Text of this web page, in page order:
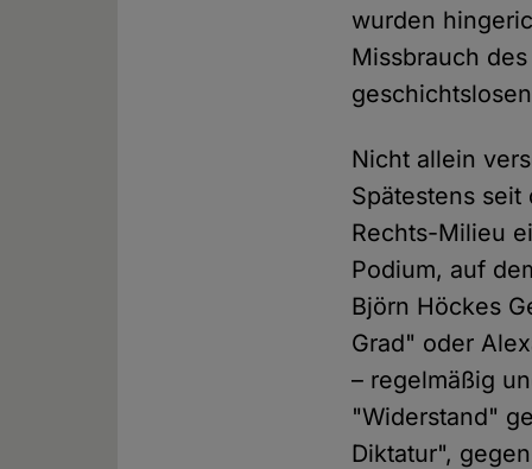
wurden
Missbrauch
Nicht allein
Spätestens seit
Rechts-Milieu
Podium, auf
Björn Höckes
Grad" oder
– regelmäßig
"Widerstand"
Diktatur",